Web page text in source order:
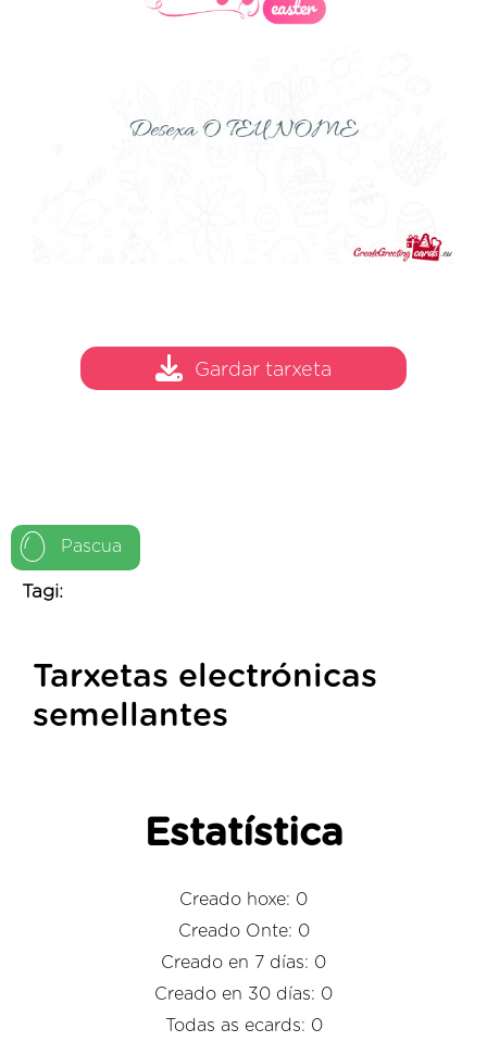
Pascua
Tagi:
Gardar tarxeta
Tarxetas electrónicas
semellantes
Estatística
Creado hoxe: 0
Creado Onte: 0
Creado en 7 días: 0
Creado en 30 días: 0
Todas as ecards: 0